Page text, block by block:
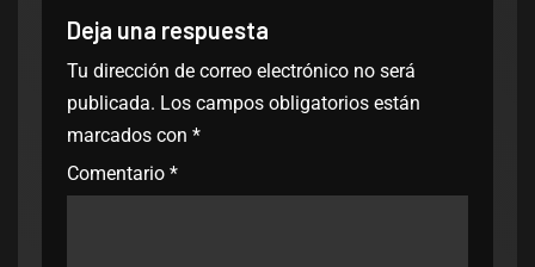
Deja una respuesta
Tu dirección de correo electrónico no será
publicada. Los campos obligatorios están
marcados con *
Comentario *